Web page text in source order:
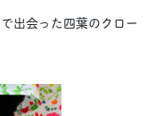
出会った四葉のクロー